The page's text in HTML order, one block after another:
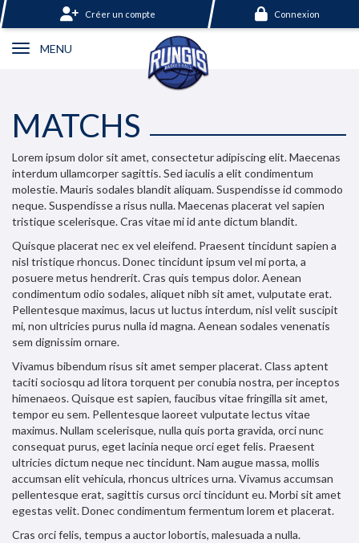
Créer un compte Connexion
MENU
MATCHS
Lorem ipsum dolor sit amet, consectetur adipiscing elit. Maecenas
interdum ullamcorper sagittis. Sed iaculis a elit condimentum
molestie. Mauris sodales blandit aliquam. Suspendisse id commodo
neque. Suspendisse a risus nulla. Maecenas placerat vel sapien
tristique scelerisque. Cras vitae mi id ante dictum blandit.
Quisque placerat nec ex vel eleifend. Praesent tincidunt sapien a
nisl tristique rhoncus. Donec tincidunt ipsum vel mi porta, a
posuere metus hendrerit. Cras quis tempus dolor. Aenean
condimentum odio sodales, aliquet nibh sit amet, vulputate erat.
Pellentesque maximus, lacus ut luctus interdum, nisl velit suscipit
mi, non ultricies purus nulla id magna. Aenean sodales venenatis
sem dignissim ornare.
Vivamus bibendum risus sit amet semper placerat. Class aptent
taciti sociosqu ad litora torquent per conubia nostra, per inceptos
himenaeos. Quisque est sapien, faucibus vitae fringilla sit amet,
tempor eu sem. Pellentesque laoreet vulputate lectus vitae
maximus. Nullam scelerisque, nulla quis porta gravida, orci nunc
consequat purus, eget lacinia neque orci eget felis. Praesent
ultricies dictum neque nec tincidunt. Nam augue massa, mollis
accumsan elit vehicula, rhoncus ultrices urna. Vivamus accumsan
pellentesque erat, sagittis cursus orci tincidunt eu. Morbi sit amet
egestas velit. Donec condimentum fermentum lorem et placerat.
Cras orci felis, tempus a auctor lobortis, malesuada a nulla.
Panneau de gestion des cookies